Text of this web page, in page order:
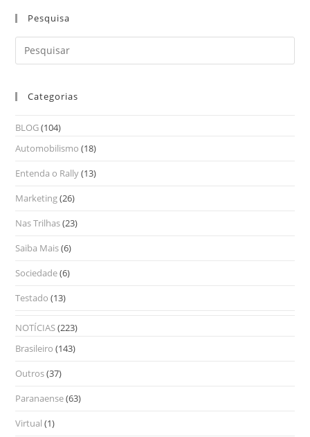
Pesquisa
Categorias
BLOG(104)
Automobilismo (18)
Entenda o Rally(13)
Marketing(26)
Nas Trilhas(23)
Saiba Mais(6)
Sociedade(6)
Testado (13)
NOTÍCIAS(223)
Brasileiro (143)
Outros(37)
Paranaense(63)
Virtual (1)